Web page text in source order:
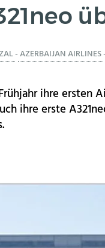
-AZERBAIJAN AIRLINES-
ihre ersten
ihre erste